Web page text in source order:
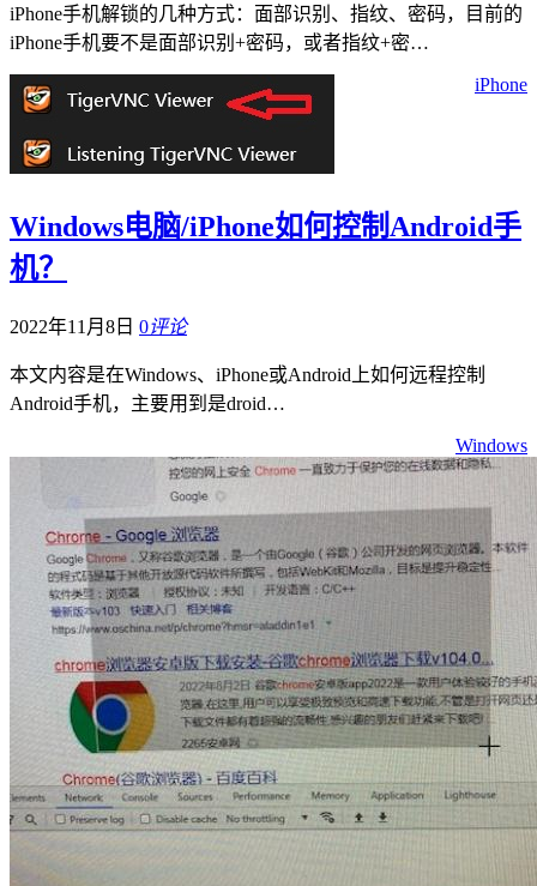
iPhone手机解锁的几种方式：面部识别、指纹、密码，目前的
iPhone手机要不是面部识别+密码，或者指纹+密…
iPhone
Windows电脑/iPhone如何控制Android手
机？
2022年11月8日 0评论
本文内容是在Windows、iPhone或Android上如何远程控制
Android手机，主要用到是droid…
Windows